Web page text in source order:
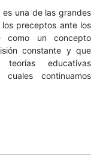
es una de las grandes
preceptos ante los
como un concepto
constante y que
educativas
continuamos